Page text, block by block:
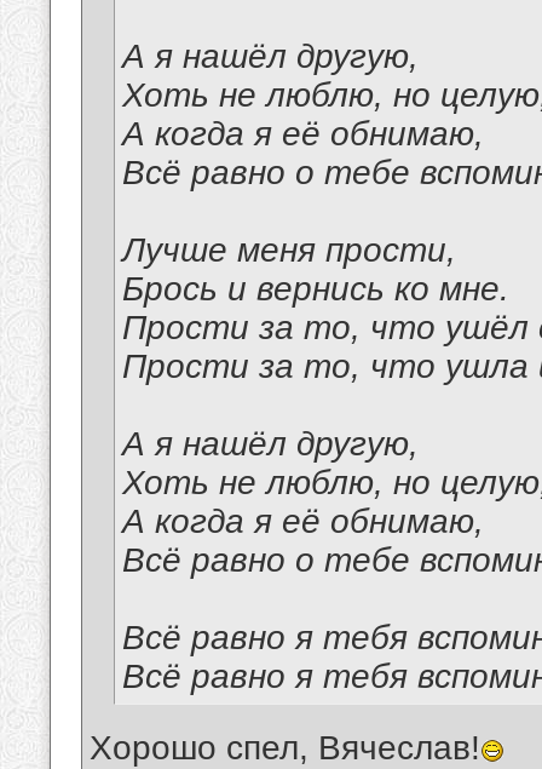
А я нашёл другую,
Хоть не люблю, но
А когда я её обнимаю,
Всё равно о тебе
Лучше меня прости,
Брось и вернись ко мне.
Прости за то, что ушёл
Прости за то, что
А я нашёл другую,
Хоть не люблю, но
А когда я её обнимаю,
Всё равно о тебе
Всё равно я тебя
Всё равно я тебя
Хорошо спел, Вячеслав!